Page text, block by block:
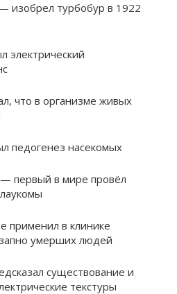
изобрел турбобур в 1922
электрический
что в организме живых
педогенез насекомых
первый в мире провёл
в клинике
умерших людей
существование и
текстуры